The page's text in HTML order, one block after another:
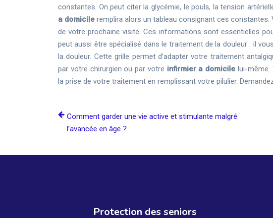
constantes. On peut citer la glycémie, le pouls, la tension
a domicile remplira alors un tableau consignant ces
de votre prochaine visite. Ces informations sont essentielles
peut aussi être spécialisé dans le traitement de la douleur : il
la douleur. Cette grille permet d’adapter votre traitement
par votre chirurgien ou par votre infirmier a domicile lui-même.
la prise de votre traitement en remplissant votre pilulier.
Comment garder une vie active et stimulante malgré
l’avancée en âge ?
Protection des seniors